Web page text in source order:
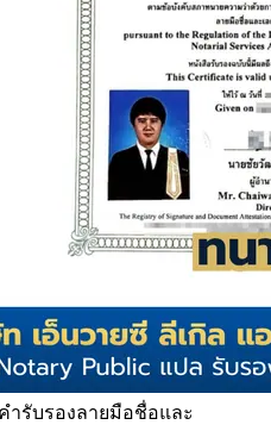
ำรับรองลายมือชื่อและ